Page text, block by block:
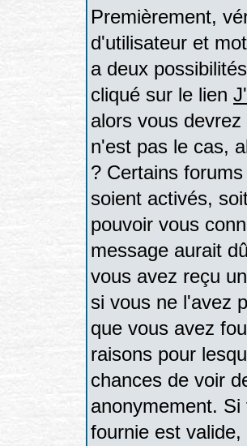
Premièrement,
d'utilisateur et
a deux
cliqué sur le lien
alors vous
n'est pas le cas,
? Certains
soient activés,
pouvoir vous
message aurait
vous avez reçu
si vous ne l'avez
que vous avez
raisons pour
chances de voir
anonymement.
fournie est